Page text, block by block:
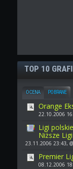
TOP 10
OCENA POBRANE
Orange
22.10.2006
Ligi
Niższe Ligi
23.11.2006 23:43,
Premier
08.12.2006